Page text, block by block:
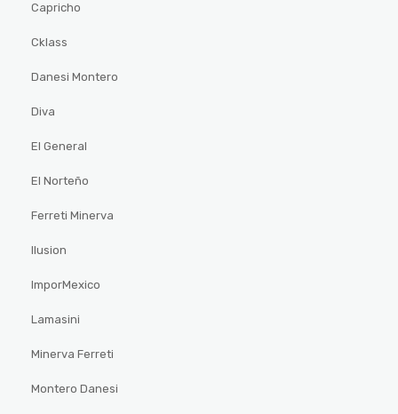
Capricho
Cklass
Danesi Montero
Diva
El General
El Norteño
Ferreti Minerva
Ilusion
ImporMexico
Lamasini
Minerva Ferreti
Montero Danesi